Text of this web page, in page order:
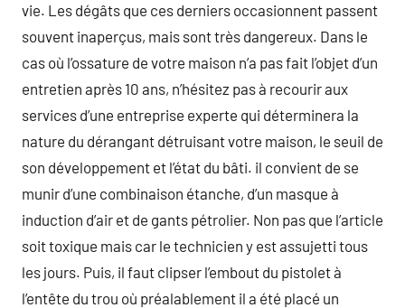
vie. Les dégâts que ces derniers occasionnent passent
souvent inaperçus, mais sont très dangereux. Dans le
cas où l’ossature de votre maison n’a pas fait l’objet d’un
entretien après 10 ans, n’hésitez pas à recourir aux
services d’une entreprise experte qui déterminera la
nature du dérangant détruisant votre maison, le seuil de
son développement et l’état du bâti. il convient de se
munir d’une combinaison étanche, d’un masque à
induction d’air et de gants pétrolier. Non pas que l’article
soit toxique mais car le technicien y est assujetti tous
les jours. Puis, il faut clipser l’embout du pistolet à
l’entête du trou où préalablement il a été placé un